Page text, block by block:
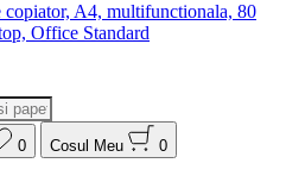
copiator, A4, multifunctionala, 80
Office Standard
0 Cosul Meu
0